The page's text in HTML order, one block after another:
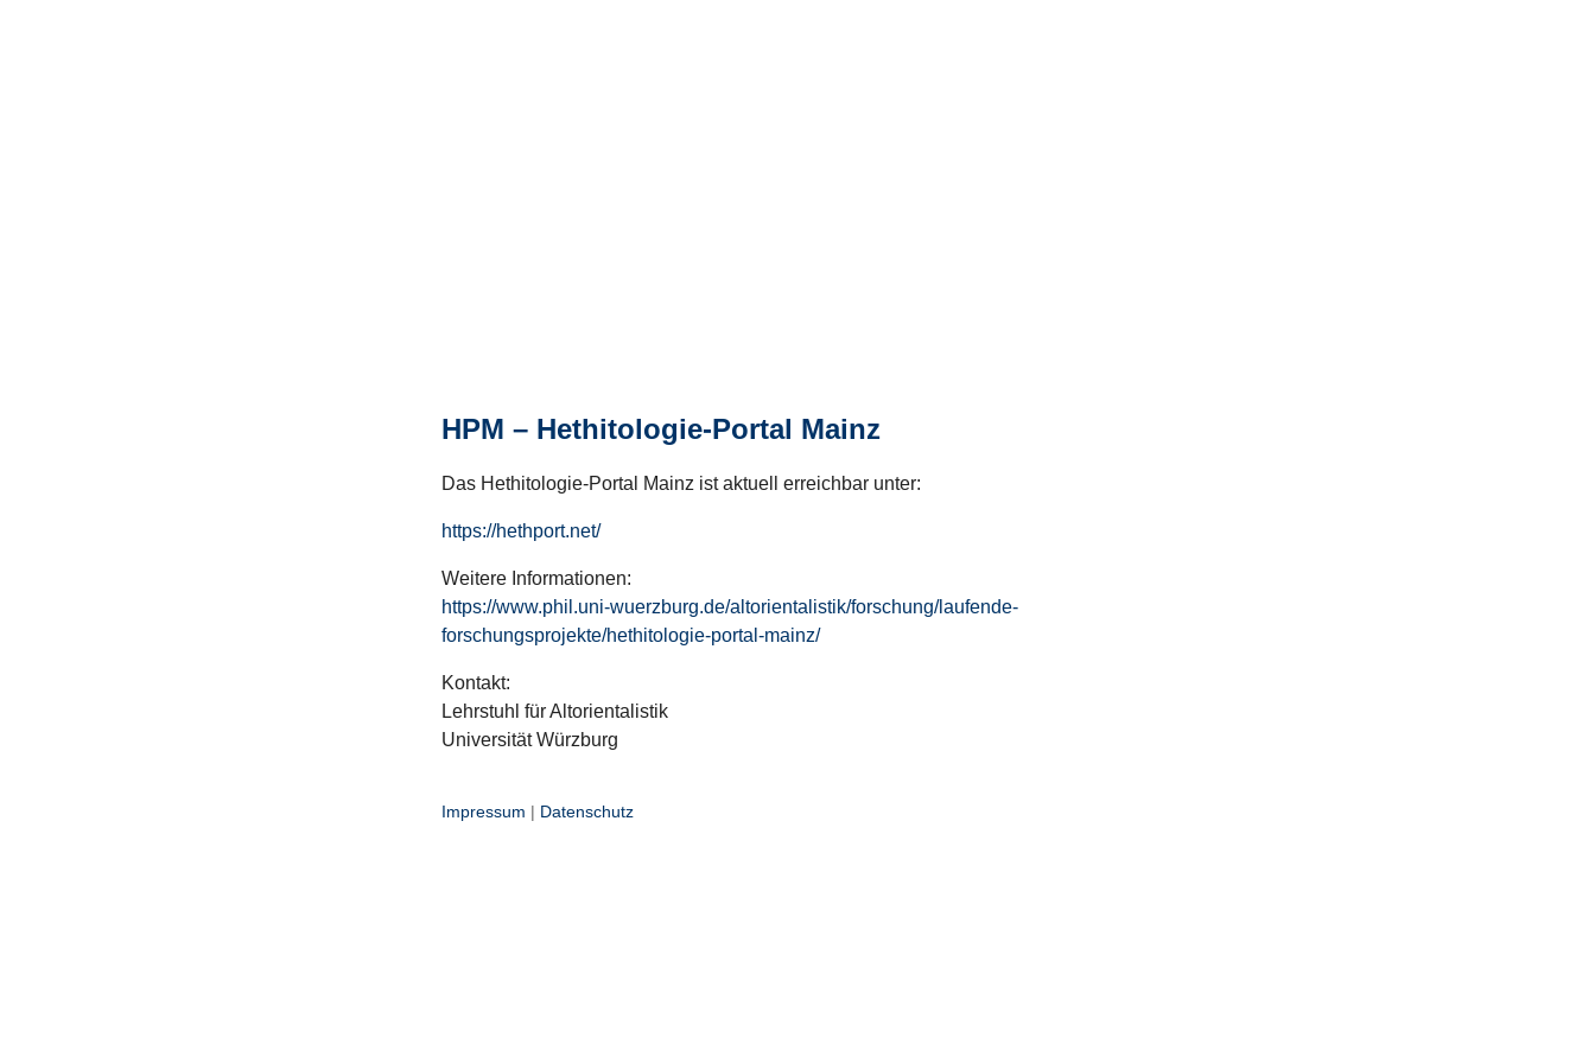
HPM – Hethitologie-Portal Mainz
Das Hethitologie-Portal Mainz ist aktuell erreichbar unter:
https://hethport.net/
Weitere Informationen:
https://www.phil.uni-wuerzburg.de/altorientalistik/forschung/laufende-
forschungsprojekte/hethitologie-portal-mainz/
Kontakt:
Lehrstuhl für Altorientalistik
Universität Würzburg
Impressum | Datenschutz